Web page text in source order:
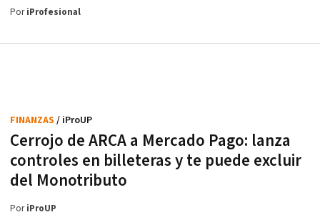
PoriProfesional
Cerrojo de ARCA a Mercado Pago: lanza
controles en billeteras y te puede excluir
del Monotributo
FINANZAS / iProUP
PoriProUP